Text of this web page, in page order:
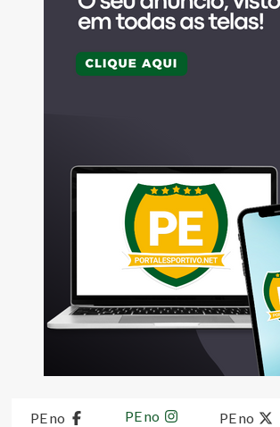
PE no PE no PE no